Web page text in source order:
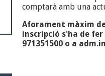
comptarà amb una
Aforament màxim
inscripció s'ha de
971351500 o a